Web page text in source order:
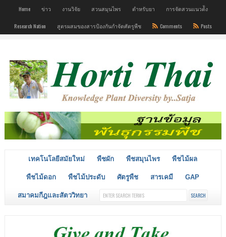
Home ข่าว งานวิจัย สวนสมุนไพร ตำหรับยา การจัดสวนแนวต้ัง
Research Nation สูตรผสมของสารป้องกันกำจัดศัตรูพืช Comments Posts
เทคโนโลยีสมัยใหม่ พืชผัก พืชสมุนไพร พืชไม้ผล
พืชไม้ดอก พืชไม้ประดับ ศัตรูพืช สารเคมี GAP
สมาคมกีฎและสัตววิทยา